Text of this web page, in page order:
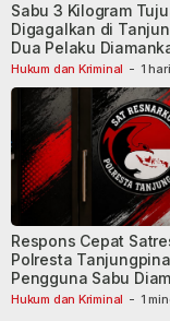
Hukum dan Kriminal - 1
Sabu 3 Kilogram
Digagalkan di
Dua Pelaku
Hukum dan Kriminal - 1
Respons Cepat
Polresta
Pengguna Sabu
Usai Dilaporkan ke